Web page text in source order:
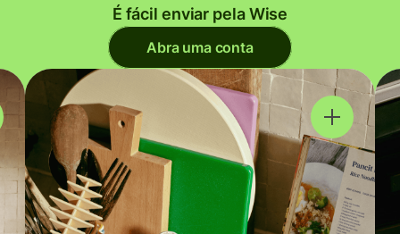
É fácil enviar pela Wise
Abra uma conta